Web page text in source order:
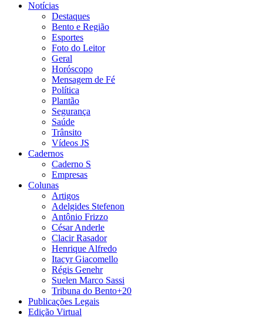
Notícias
Destaques
Bento e Região
Esportes
Foto do Leitor
Geral
Horóscopo
Mensagem de Fé
Política
Plantão
Segurança
Saúde
Trânsito
Vídeos JS
Cadernos
Caderno S
Empresas
Colunas
Artigos
Adelgides Stefenon
Antônio Frizzo
César Anderle
Clacir Rasador
Henrique Alfredo
Itacyr Giacomello
Régis Genehr
Suelen Marco Sassi
Tribuna do Bento+20
Publicações Legais
Edição Virtual